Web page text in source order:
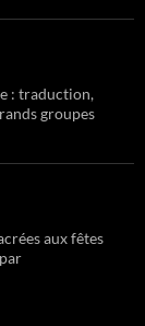
: traduction,
groupes
aux fêtes